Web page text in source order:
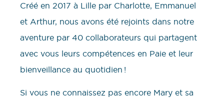
Créé en 2017 à Lille par Charlotte, Emmanuel
et Arthur, nous avons été rejoints dans notre
aventure par 40 collaborateurs qui partagent
avec vous leurs compétences en Paie et leur
bienveillance au quotidien !
Si vous ne connaissez pas encore Mary et sa